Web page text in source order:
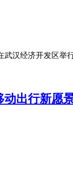
汉经济开发区
动出行新愿